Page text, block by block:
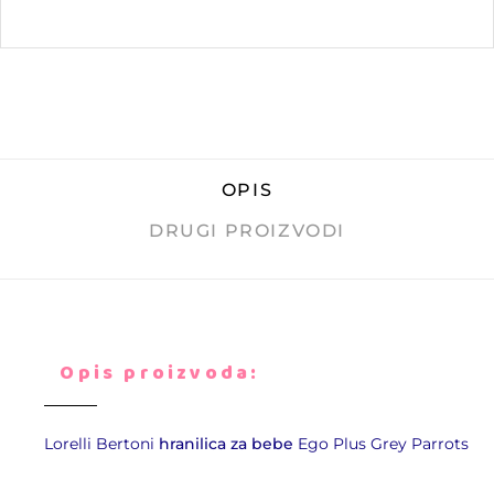
OPIS
DRUGI PROIZVODI
Opis proizvoda:
Lorelli Bertoni hranilica za bebe Ego Plus Grey Parrots